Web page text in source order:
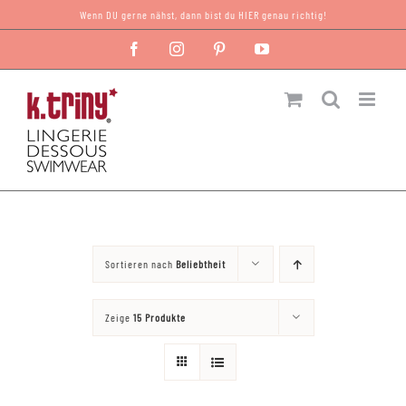
Inhalt
Wenn DU gerne nähst, dann bist du HIER genau richtig!
FacebookInstagramPinterest
Sortieren nach Beliebtheit
Zeige 15 Produkte